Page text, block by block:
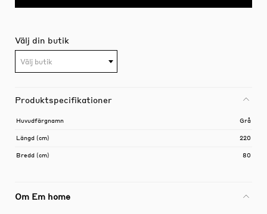
Välj din butik
Välj butik
Produktspecifikationer
Huvudfärgnamn Grå
Längd (cm) 220
Bredd (cm) 80
Om Em home